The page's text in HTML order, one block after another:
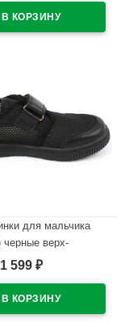
32-37 арт.AL
для мальчика
черные верх-
кожа +
размер 32-37 арт.AL
1 599 ₽